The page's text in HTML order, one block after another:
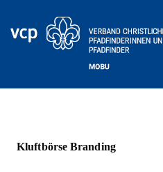
Kluftbörse Branding